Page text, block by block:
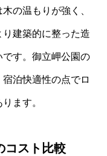
の温もりが強く、
建築的に整った造
です。御立岬公園の
泊快適性の点でロ
ます。
コスト比較